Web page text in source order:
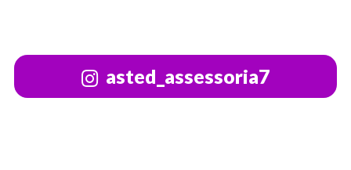
asted_assessoria7